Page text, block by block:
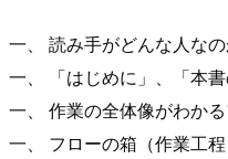
一、 読み手がどんな人な
一、 「はじめに」、「本
一、 作業の全体像がわか
一、 フローの箱（作業工